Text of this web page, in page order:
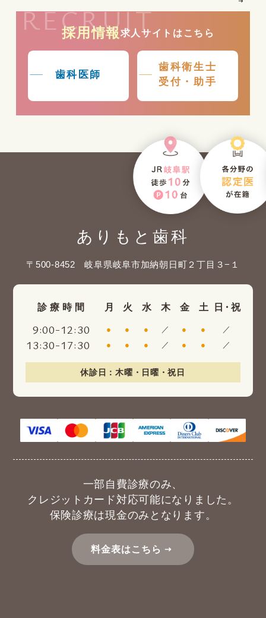
RECRUIT
採用情報 求人サイトはこちら
歯科医師
歯科衛生士
受付・助手
ありもと歯科
〒500-8452 岐阜県岐阜市加納朝日町２丁目３−１
休診日：木曜・日曜・祝日
診療時間 月 火 水 木 金 土 日・祝
9:00-12:30 ● ● ● ／ ● ● ／
13:30-17:30 ● ● ● ／ ● ● ／
一部自費診療のみ、
クレジットカード対応可能になりました。
保険診療は現金のみとなります。
料金表はこちら